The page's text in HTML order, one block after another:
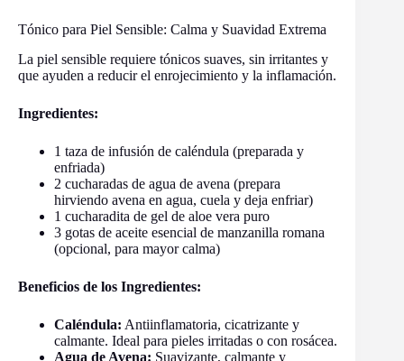
Tónico para Piel Sensible: Calma y Suavidad Extrema
La piel sensible requiere tónicos suaves, sin irritantes y
que ayuden a reducir el enrojecimiento y la inflamación.
Ingredientes:
1 taza de infusión de caléndula (preparada y
enfriada)
2 cucharadas de agua de avena (prepara
hirviendo avena en agua, cuela y deja enfriar)
1 cucharadita de gel de aloe vera puro
3 gotas de aceite esencial de manzanilla romana
(opcional, para mayor calma)
Beneficios de los Ingredientes:
Caléndula: Antiinflamatoria, cicatrizante y
calmante. Ideal para pieles irritadas o con rosácea.
Agua de Avena: Suavizante, calmante y